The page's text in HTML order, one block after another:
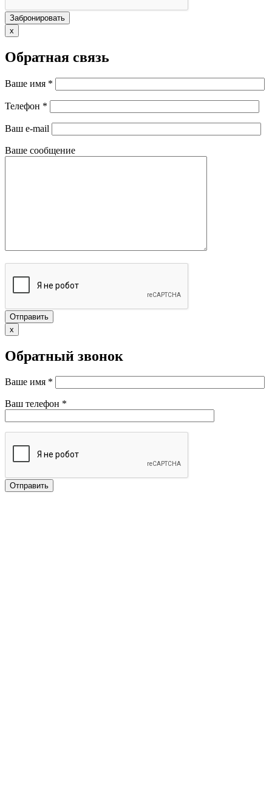
x
Обратная связь
Ваше имя *
Телефон *
Ваш e-mail
Ваше сообщение
x
Обратный звонок
Ваше имя *
Ваш телефон *